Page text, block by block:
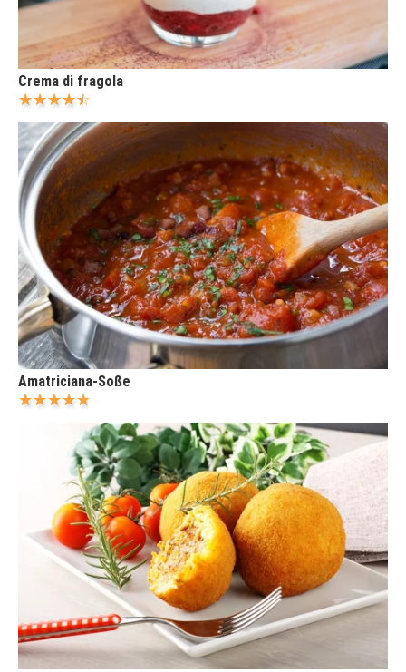
Crema di fragola
Amatriciana-Soße